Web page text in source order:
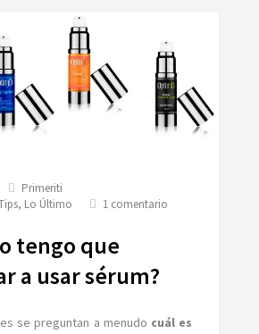
Primeriti
, Lo Último 1 comentarioen
sérum?
tengo que
a usar sérum?
se preguntan a menudo cuál es